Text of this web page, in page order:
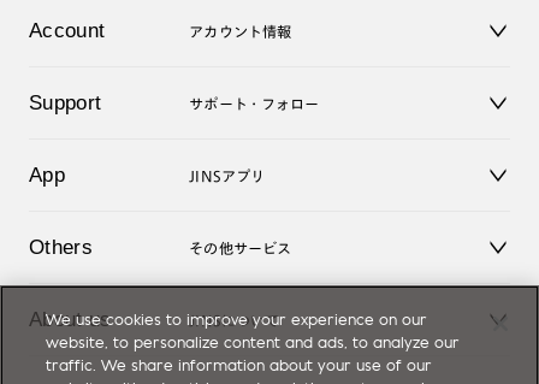
コンタクトレンズ
アクセサリー
オンラインショップ
Account アカウント情報
ログアウト
Support サポート・フォロー
よくあるご質問
お問い合せ
App JINSアプリ
Others その他サービス
レンズ交換
オンラインギフト
About us JINSについて
Magnify Life
We use cookies to improve your experience on our
website, to personalize content and ads, to analyze our
traffic. We share information about your use of our